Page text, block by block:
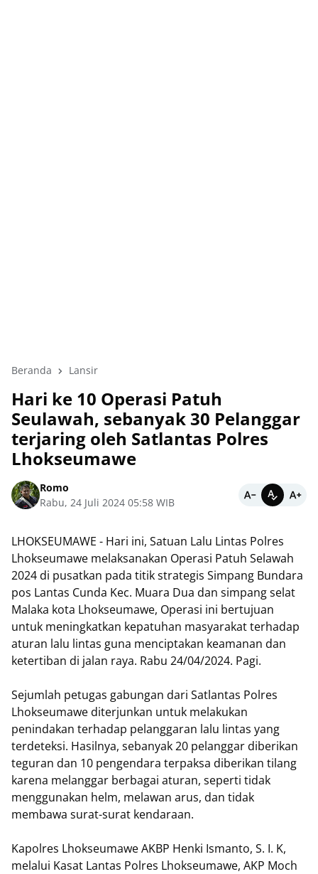
Beranda Lansir
Hari ke 10 Operasi Patuh
Seulawah, sebanyak 30 Pelanggar
terjaring oleh Satlantas Polres
Lhokseumawe
Romo
Rabu, 24 Juli 2024 05:58 WIB
LHOKSEUMAWE - Hari ini, Satuan Lalu Lintas Polres
Lhokseumawe melaksanakan Operasi Patuh Selawah
2024 di pusatkan pada titik strategis Simpang Bundara
pos Lantas Cunda Kec. Muara Dua dan simpang selat
Malaka kota Lhokseumawe, Operasi ini bertujuan
untuk meningkatkan kepatuhan masyarakat terhadap
aturan lalu lintas guna menciptakan keamanan dan
ketertiban di jalan raya. Rabu 24/04/2024. Pagi.
Sejumlah petugas gabungan dari Satlantas Polres
Lhokseumawe diterjunkan untuk melakukan
penindakan terhadap pelanggaran lalu lintas yang
terdeteksi. Hasilnya, sebanyak 20 pelanggar diberikan
teguran dan 10 pengendara terpaksa diberikan tilang
karena melanggar berbagai aturan, seperti tidak
menggunakan helm, melawan arus, dan tidak
membawa surat-surat kendaraan.
Kapolres Lhokseumawe AKBP Henki Ismanto, S. I. K,
melalui Kasat Lantas Polres Lhokseumawe, AKP Moch